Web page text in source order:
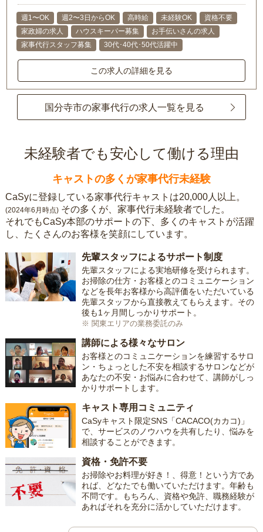
週1〜OK 週2〜3日からOK 高時給 未経験OK
資格不要
家政婦の求人
ハウスキーパー募集
お手伝いさんの求人
家事代行スタッフ募集
30代･40代･50代活躍中
この求人の詳細を見る
国分寺市の家事代行の求人一覧を見る
未経験者でも安心して働ける理由
キャストの多くが家事代行未経験
CaSyに登録している家事代行キャストは20,000人以上。
(2024年6月時点) その多くが、家事代行未経験者でした。
それでもCaSy本部のサポートの下、多くのキャストが活躍
し、たくさんのお客様を笑顔にしています。
先輩スタッフによるサポート制度
先輩スタッフによる実地研修を受けられます。
お掃除の仕方・お客様とのコミュニケーション
などを長年お客様から高評価をいただいている
先輩スタッフから直接教えてもらえます。その
後も1ヶ月間しっかりサポート。
※ 関東エリアの業務委託のみ
講師による様々なサロン
お客様とのコミュニケーションを練習するサロ
ン・ちょっとした不安を相談するサロンなどが
あなたの不安・お悩みに合わせて、講師がしっ
かりサポートします。
キャスト専用コミュニティ
CaSyキャスト限定SNS「CACACO(カカコ)」
で、サービスのノウハウを共有したり、悩みを
相談することができます。
資格・免許不要
お掃除やお料理が好き！、得意！という方であ
れば、どなたでも働いていただけます。年齢も
不問です。もちろん、資格や免許、職務経験が
あればそれを充分に活かしていただけます。